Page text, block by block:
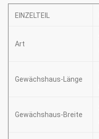
EINZELTEIL
Art
Gewächshaus-Länge
Gewächshaus-Breite